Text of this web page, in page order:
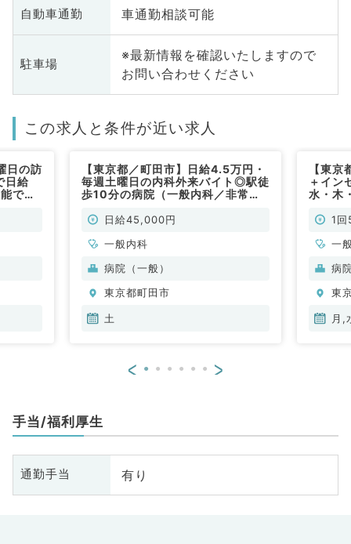
自動車通勤 車通勤相談可能
駐車場
※最新情報を確認いたしますので
お問い合わせください
この求人と条件が近い求人
日の訪
日給
で
【東京都／町田市】日給4.5万円・
毎週土曜日の内科外来バイト◎駅徒
歩10分の病院（一般内科／非常
日給45,000円
一般内科
病院（一般）
東京都町田市
土
【東
＋イン
水・木
常勤）
1
一
病
東
月,
< >
手当/福利厚生
通勤手当 有り